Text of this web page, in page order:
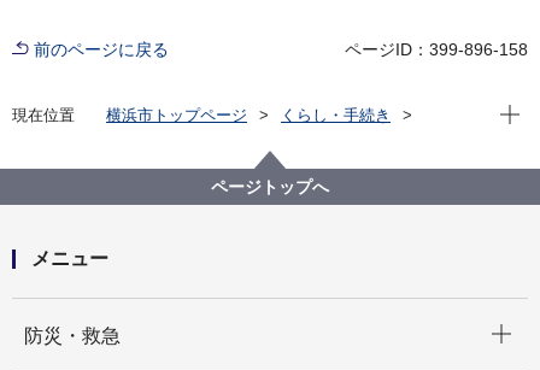
前のページに戻る ページID：399-896-158
現在位置 横浜市トップページ
くらし・手続き
個人の市民税・県民税
寄附金税額控除（ふるさと納税）について
現在
ページトップへ
メニュー
防災・救急